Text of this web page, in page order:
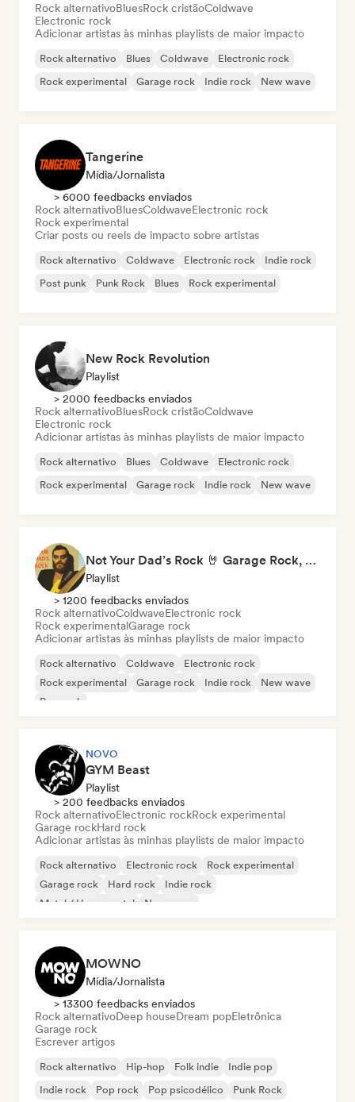
Rock alternativoBluesRock cristãoColdwave
Electronic rock
Adicionar artistas às minhas playlists de maior impacto
Rock alternativo Blues Coldwave
Electronic rock
Rock experimental
Garage rock Indie rock New wave
Tangerine
Mídia/Jornalista
> 6000 feedbacks enviados
Rock alternativoBluesColdwaveElectronic rock
Rock experimental
Criar posts ou reels de impacto sobre artistas
Rock alternativo Coldwave Electronic rock
Indie rock
Post punk
Punk Rock Blues Rock experimental
New Rock Revolution
Playlist
> 2000 feedbacks enviados
Rock alternativoBluesRock cristãoColdwave
Electronic rock
Adicionar artistas às minhas playlists de maior impacto
Rock alternativo Blues Coldwave
Electronic rock
Rock experimental
Garage rock Indie rock New wave
Not Your Dad’s Rock 🤘 Garage Rock, Alt-Rock & Indie Anthems
Playlist
> 1200 feedbacks enviados
Rock alternativoColdwaveElectronic rock
Rock experimentalGarage rock
Adicionar artistas às minhas playlists de maior impacto
Rock alternativo Coldwave
Electronic rock
Rock experimental
Garage rock Indie rock
New wave
Pop rock
NOVO
GYM Beast
Playlist
> 200 feedbacks enviados
Rock alternativoElectronic rockRock experimental
Garage rockHard rock
Adicionar artistas às minhas playlists de maior impacto
Rock alternativo Electronic rock
Rock experimental
Garage rock
Hard rock
Indie rock
Metal / Heavy metal
New wave
MOWNO
Mídia/Jornalista
> 13300 feedbacks enviados
Rock alternativoDeep houseDream popEletrônica
Garage rock
Escrever artigos
Rock alternativo Hip-hop Folk indie
Indie pop
Indie rock
Pop rock Pop psicodélico Punk Rock